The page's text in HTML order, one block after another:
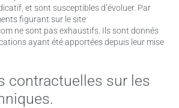
et sont susceptibles d’évoluer. Par
figurant sur le site
ne sont pas exhaustifs. Ils sont donnés
ayant été apportées depuis leur mise
contractuelles sur les